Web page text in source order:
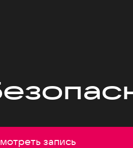
запись